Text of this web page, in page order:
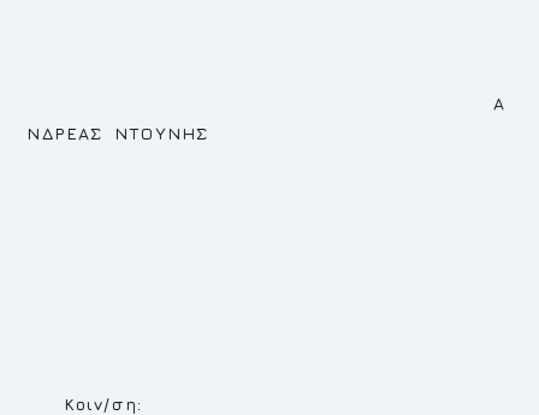
Α
ΝΔΡΕΑΣ ΝΤΟΥΝΗΣ
Κοιν/ση: